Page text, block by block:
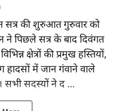
सत्र की शुरुआत गुरुवार को
ने पिछले सत्र के बाद दिवंगत
क्षेत्रों की प्रमुख हस्तियों,
में जान गंवाने वाले
सभी सदस्यों ने द ...